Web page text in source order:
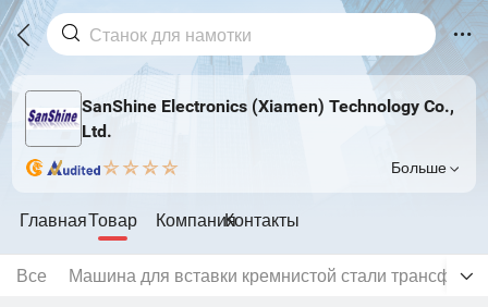
SanShine Electronics (Xiamen) Technology Co.,
Ltd.
Больше
ГлавнаяТовар КомпанияКонтакты
Все Машина для вставки кремнистой стали